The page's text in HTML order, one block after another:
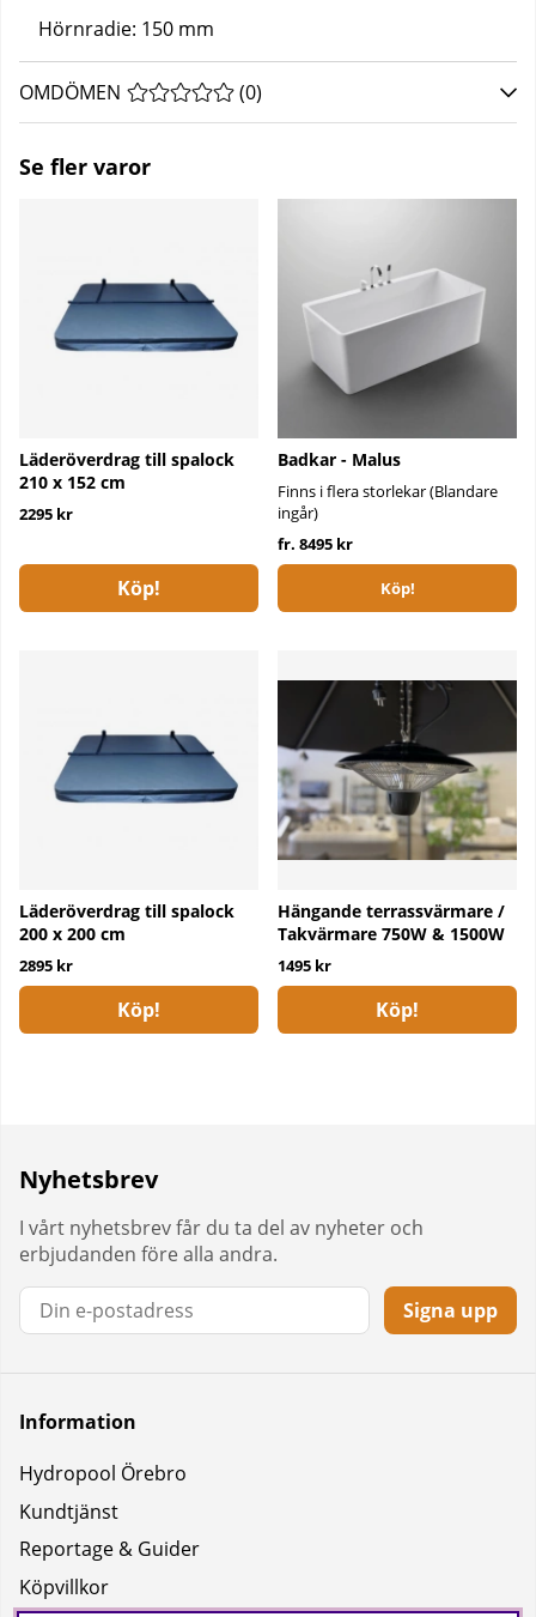
Hörnradie: 150 mm
OMDÖMEN MEDELBETYG 0 AV 5 ANTAL BETYG 0
(0)
Se fler varor
Läderöverdrag till spalock
210 x 152 cm
2295 kr
Köp!
Badkar - Malus
Finns i flera storlekar (Blandare
ingår)
fr. 8495 kr
Köp!
Läderöverdrag till spalock
200 x 200 cm
2895 kr
Köp!
Hängande terrassvärmare /
Takvärmare 750W & 1500W
1495 kr
Köp!
Nyhetsbrev
I vårt nyhetsbrev får du ta del av nyheter och
erbjudanden före alla andra.
Signa upp
Information
Hydropool Örebro
Kundtjänst
Reportage & Guider
Köpvillkor